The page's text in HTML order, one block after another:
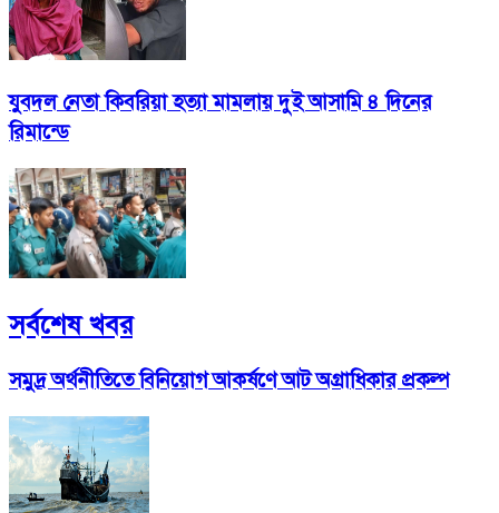
যুবদল নেতা কিবরিয়া হত্যা মামলায় দুই আসামি ৪ দিনের
রিমান্ডে
সর্বশেষ খবর
সমুদ্র অর্থনীতিতে বিনিয়োগ আকর্ষণে আট অগ্রাধিকার প্রকল্প